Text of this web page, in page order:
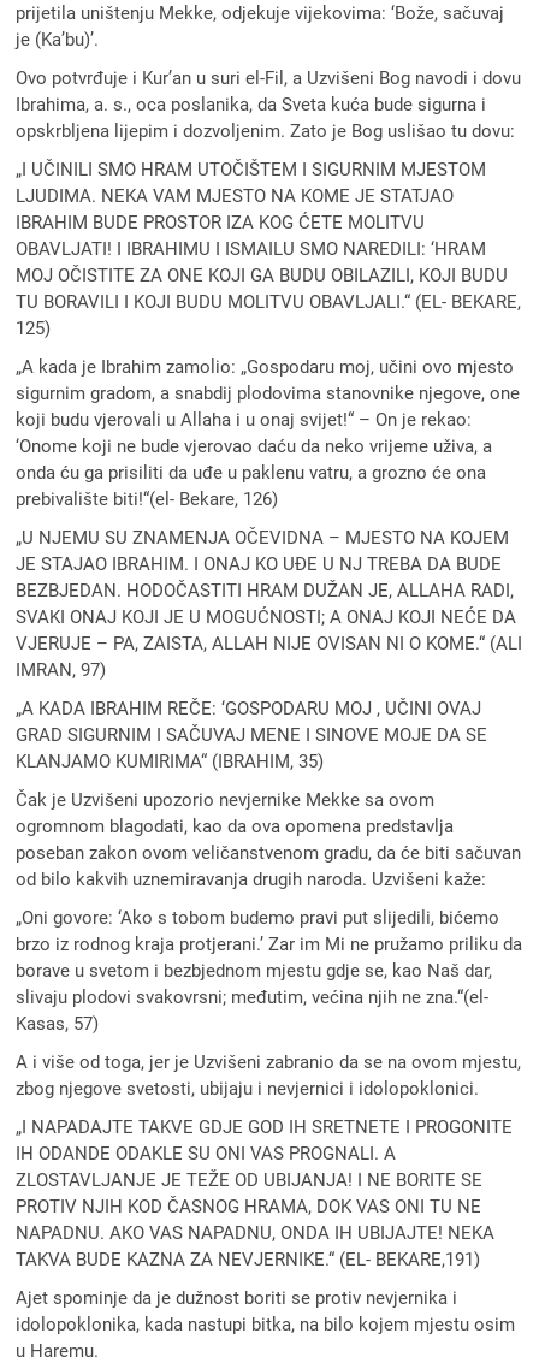
prijetila uništenju Mekke, odjekuje vijekovima: ‘Bože, sačuvaj
je (Ka’bu)’.
Ovo potvrđuje i Kur’an u suri el-Fil, a Uzvišeni Bog navodi i dovu
Ibrahima, a. s., oca poslanika, da Sveta kuća bude sigurna i
opskrbljena lijepim i dozvoljenim. Zato je Bog uslišao tu dovu:
„I UČINILI SMO HRAM UTOČIŠTEM I SIGURNIM MJESTOM
LJUDIMA. NEKA VAM MJESTO NA KOME JE STATJAO
IBRAHIM BUDE PROSTOR IZA KOG ĆETE MOLITVU
OBAVLJATI! I IBRAHIMU I ISMAILU SMO NAREDILI: ‘HRAM
MOJ OČISTITE ZA ONE KOJI GA BUDU OBILAZILI, KOJI BUDU
TU BORAVILI I KOJI BUDU MOLITVU OBAVLJALI.“ (EL- BEKARE,
125)
„A kada je Ibrahim zamolio: „Gospodaru moj, učini ovo mjesto
sigurnim gradom, a snabdij plodovima stanovnike njegove, one
koji budu vjerovali u Allaha i u onaj svijet!“ – On je rekao:
‘Onome koji ne bude vjerovao daću da neko vrijeme uživa, a
onda ću ga prisiliti da uđe u paklenu vatru, a grozno će ona
prebivalište biti!“(el- Bekare, 126)
„U NJEMU SU ZNAMENJA OČEVIDNA – MJESTO NA KOJEM
JE STAJAO IBRAHIM. I ONAJ KO UĐE U NJ TREBA DA BUDE
BEZBJEDAN. HODOČASTITI HRAM DUŽAN JE, ALLAHA RADI,
SVAKI ONAJ KOJI JE U MOGUĆNOSTI; A ONAJ KOJI NEĆE DA
VJERUJE – PA, ZAISTA, ALLAH NIJE OVISAN NI O KOME.“ (ALI
IMRAN, 97)
„A KADA IBRAHIM REČE: ‘GOSPODARU MOJ , UČINI OVAJ
GRAD SIGURNIM I SAČUVAJ MENE I SINOVE MOJE DA SE
KLANJAMO KUMIRIMA“ (IBRAHIM, 35)
Čak je Uzvišeni upozorio nevjernike Mekke sa ovom
ogromnom blagodati, kao da ova opomena predstavlja
poseban zakon ovom veličanstvenom gradu, da će biti sačuvan
od bilo kakvih uznemiravanja drugih naroda. Uzvišeni kaže:
„Oni govore: ‘Ako s tobom budemo pravi put slijedili, bićemo
brzo iz rodnog kraja protjerani.’ Zar im Mi ne pružamo priliku da
borave u svetom i bezbjednom mjestu gdje se, kao Naš dar,
slivaju plodovi svakovrsni; međutim, većina njih ne zna.“(el-
Kasas, 57)
A i više od toga, jer je Uzvišeni zabranio da se na ovom mjestu,
zbog njegove svetosti, ubijaju i nevjernici i idolopoklonici.
„I NAPADAJTE TAKVE GDJE GOD IH SRETNETE I PROGONITE
IH ODANDE ODAKLE SU ONI VAS PROGNALI. A
ZLOSTAVLJANJE JE TEŽE OD UBIJANJA! I NE BORITE SE
PROTIV NJIH KOD ČASNOG HRAMA, DOK VAS ONI TU NE
NAPADNU. AKO VAS NAPADNU, ONDA IH UBIJAJTE! NEKA
TAKVA BUDE KAZNA ZA NEVJERNIKE.“ (EL- BEKARE,191)
Ajet spominje da je dužnost boriti se protiv nevjernika i
idolopoklonika, kada nastupi bitka, na bilo kojem mjestu osim
u Haremu.